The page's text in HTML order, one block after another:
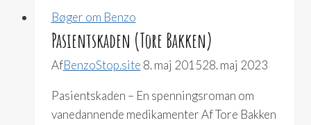
Bøger om Benzo
Pasientskaden (Tore Bakken)
AfBenzoStop.site 8. maj 201528. maj 2023
Pasientskaden – En spenningsroman om
vanedannende medikamenter Af Tore Bakken